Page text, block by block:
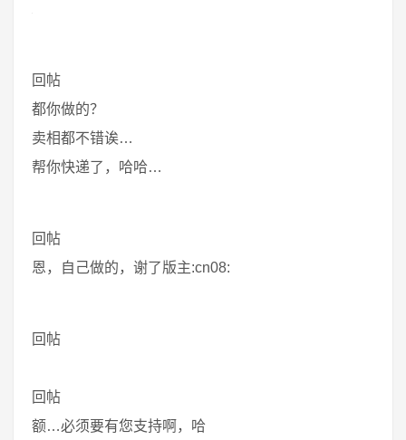
回帖
都你做的？
卖相都不错诶…
帮你快递了，哈哈…
回帖
恩，自己做的，谢了版主:cn08:
回帖
回帖
额…必须要有您支持啊，哈